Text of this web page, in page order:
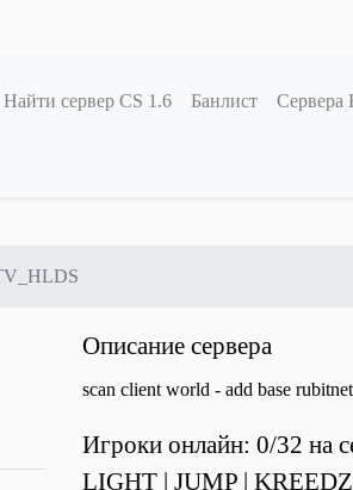
Найти сервер CS 1.6 Банлист Сервера
Описание сервера
scan client world - add base rubitnet
Игроки онлайн: 0/32 на
LIGHT | JUMP |